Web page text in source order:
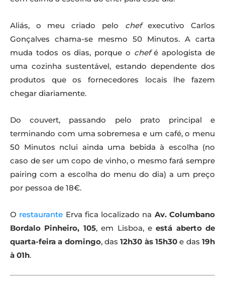
Aliás, o meu criado pelo chefexecutivo Carlos
Gonçalves chama-se mesmo 50 Minutos. A carta
muda todos os dias, porque o chefé apologista de
uma cozinha sustentável, estando dependente dos
produtos que os fornecedores locais lhe fazem
chegar diariamente.
Do couvert, passando pelo prato principal e
terminando com uma sobremesa e um café, o menu
50 Minutos nclui ainda uma bebida à escolha (no
caso de ser um copo de vinho, o mesmo fará sempre
pairing com a escolha do menu do dia) a um preço
por pessoa de 18€.
O restaurante Erva fica localizado na Av. Columbano
Bordalo Pinheiro, 105, em Lisboa, eestá aberto de
quarta-feira a domingo, das12h30 às 15h30 e das19h
à 01h.